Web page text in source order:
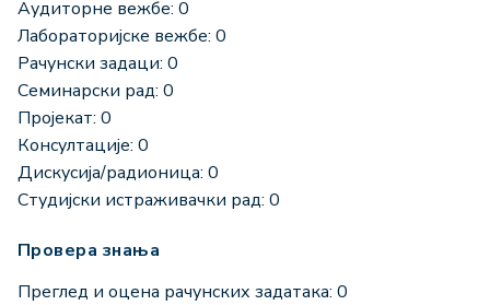
Аудиторне вежбе: 0
Лабораторијске вежбе: 0
Рачунски задаци: 0
Семинарски рад: 0
Пројекат: 0
Консултације: 0
Дискусија/радионица: 0
Студијски истраживачки рад: 0
Провера знања
Преглед и оцена рачунских задатака: 0